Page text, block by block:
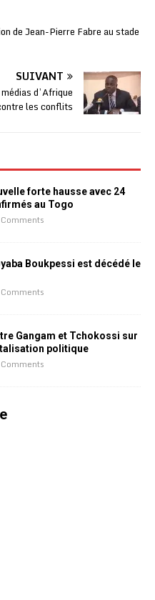
de Jean-Pierre Fabre au stade
SUIVANT
d’Afrique
les conflits
forte hausse avec 24
au Togo
Boukpessi est décédé le
Gangam et Tchokossi sur
politique